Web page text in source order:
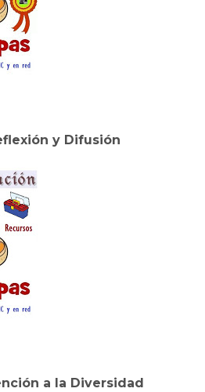
y Difusión
a la Diversidad